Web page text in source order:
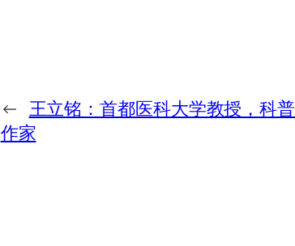
← 王立铭：首都医科大学教授，科普
作家